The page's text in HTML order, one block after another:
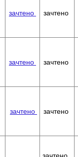
зачтено зачтено
зачтено зачтено
зачтено зачтено
зачтено